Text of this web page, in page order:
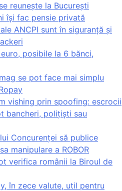
reunește la București
își fac pensie privată
ANCPI sunt în siguranță și
posibile la 6 bănci,
se pot face mai simplu
vishing prin spoofing: escrocii
bancheri, polițiști sau
Concurenței să publice
manipulare a ROBOR
verifica românii la Biroul de
în zece valute, util pentru